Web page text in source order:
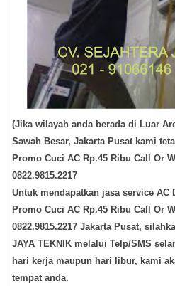
(Jika wilayah anda berada di Luar
Sawah Besar, Jakarta Pusat kami
Promo Cuci AC Rp.45 Ribu Call Or
0822.9815.2217
Untuk mendapatkan jasa service AC
Promo Cuci AC Rp.45 Ribu Call Or
0822.9815.2217 Jakarta Pusat,
JAYA TEKNIK melalui Telp/SMS
hari kerja maupun hari libur, kami
tempat anda.